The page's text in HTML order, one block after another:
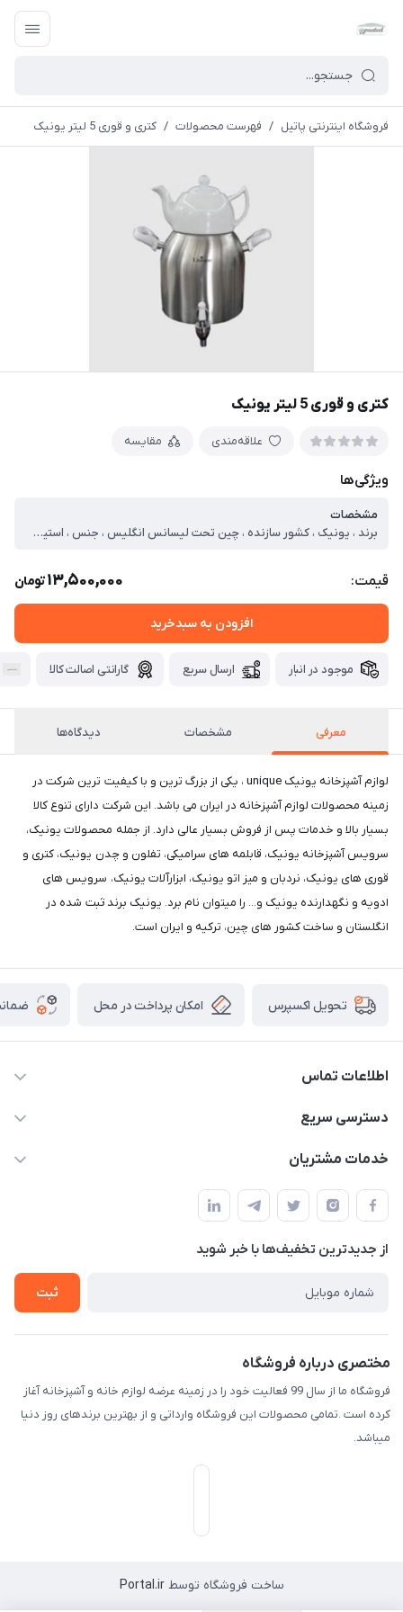
فروشگاه اینترنتی پاتیل / فهرست محصولات / کتری و قوری 5 لیتر یونیک
کتری و قوری 5 لیتر یونیک
علاقه‌مندی مقایسه
ویژگی‌ها
مشخصات
برند ، یونیک ، کشور سازنده ، چین تحت لیسانس انگلیس ، جنس ، استیل ضد زنگ , ، چینی ، جنس دسته ، پلاستیک ، قابلیت شستشو ، دستی , ، ماشین ظرفشویی ، رنگ ، استیل ، گنجایش ، 5 لیتر ، سایر مشخصات ، پرداخت براق سطوح خارجی ، پوشش کپسولی سه جداره کف جهت پخش یکنواخت حرارت
قیمت: 13,500,000تومان
افزودن به سبدخرید
موجود در انبار ارسال سریع گارانتی اصالت کالا
معرفی مشخصات دیدگاه‌ها
لوازم آشپزخانه یونیک unique ، یکی از بزرگ ترین و با کیفیت ترین شرکت در
زمینه محصولات لوازم آشپزخانه در ایران می باشد. این شرکت دارای تنوع کالا
بسیار بالا و خدمات پس از فروش بسیار عالی دارد. از جمله محصولات یونیک،
سرویس آشپزخانه یونیک، قابلمه های سرامیکی، تفلون و چدن یونیک، کتری و
قوری های یونیک، نردبان و میز اتو یونیک، ابزارآلات یونیک، سرویس های
ادویه و نگهدارنده یونیک و... را میتوان نام برد. یونیک برند ثبت شده در
انگلستان و ساخت کشور های چین، ترکیه و ایران است.
تحویل اکسپرس امکان پرداخت در محل
اطلاعات تماس
09165044753
دسترسی سریع
حساب کاربری
لیست محصولات
درباره ما
خدمات مشتریان
قوانین و مقررات
حریم خصوصی
راهنما
از جدید‌ترین تخفیف‌ها با‌ خبر شوید
ثبت
مختصری درباره فروشگاه
فروشگاه ما از سال 99 فعالیت خود را در زمینه عرضه لوازم خانه و آشپزخانه آغاز
کرده است .تمامی محصولات این فروشگاه وارداتی و از بهترین برندهای روز دنیا
میباشد.
ساخت فروشگاه توسطPortal.ir